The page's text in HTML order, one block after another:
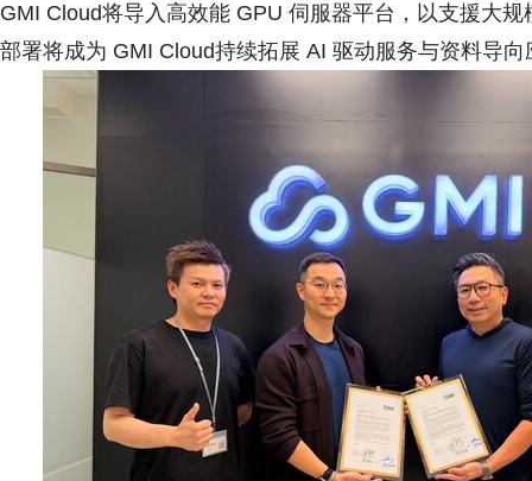
GMI Cloud将导入高效能 GPU 伺服器平台，以支援大
部署将成为 GMI Cloud持续拓展 AI 驱动服务与资料导